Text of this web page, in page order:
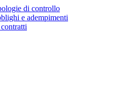
di controllo
e adempimenti